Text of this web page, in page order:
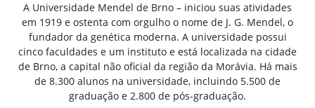
A Universidade Mendel de Brno – iniciou suas atividades
em 1919 e ostenta com orgulho o nome de J. G. Mendel, o
fundador da genética moderna. A universidade possui
cinco faculdades e um instituto e está localizada na cidade
de Brno, a capital não oficial da região da Morávia. Há mais
de 8.300 alunos na universidade, incluindo 5.500 de
graduação e 2.800 de pós-graduação.